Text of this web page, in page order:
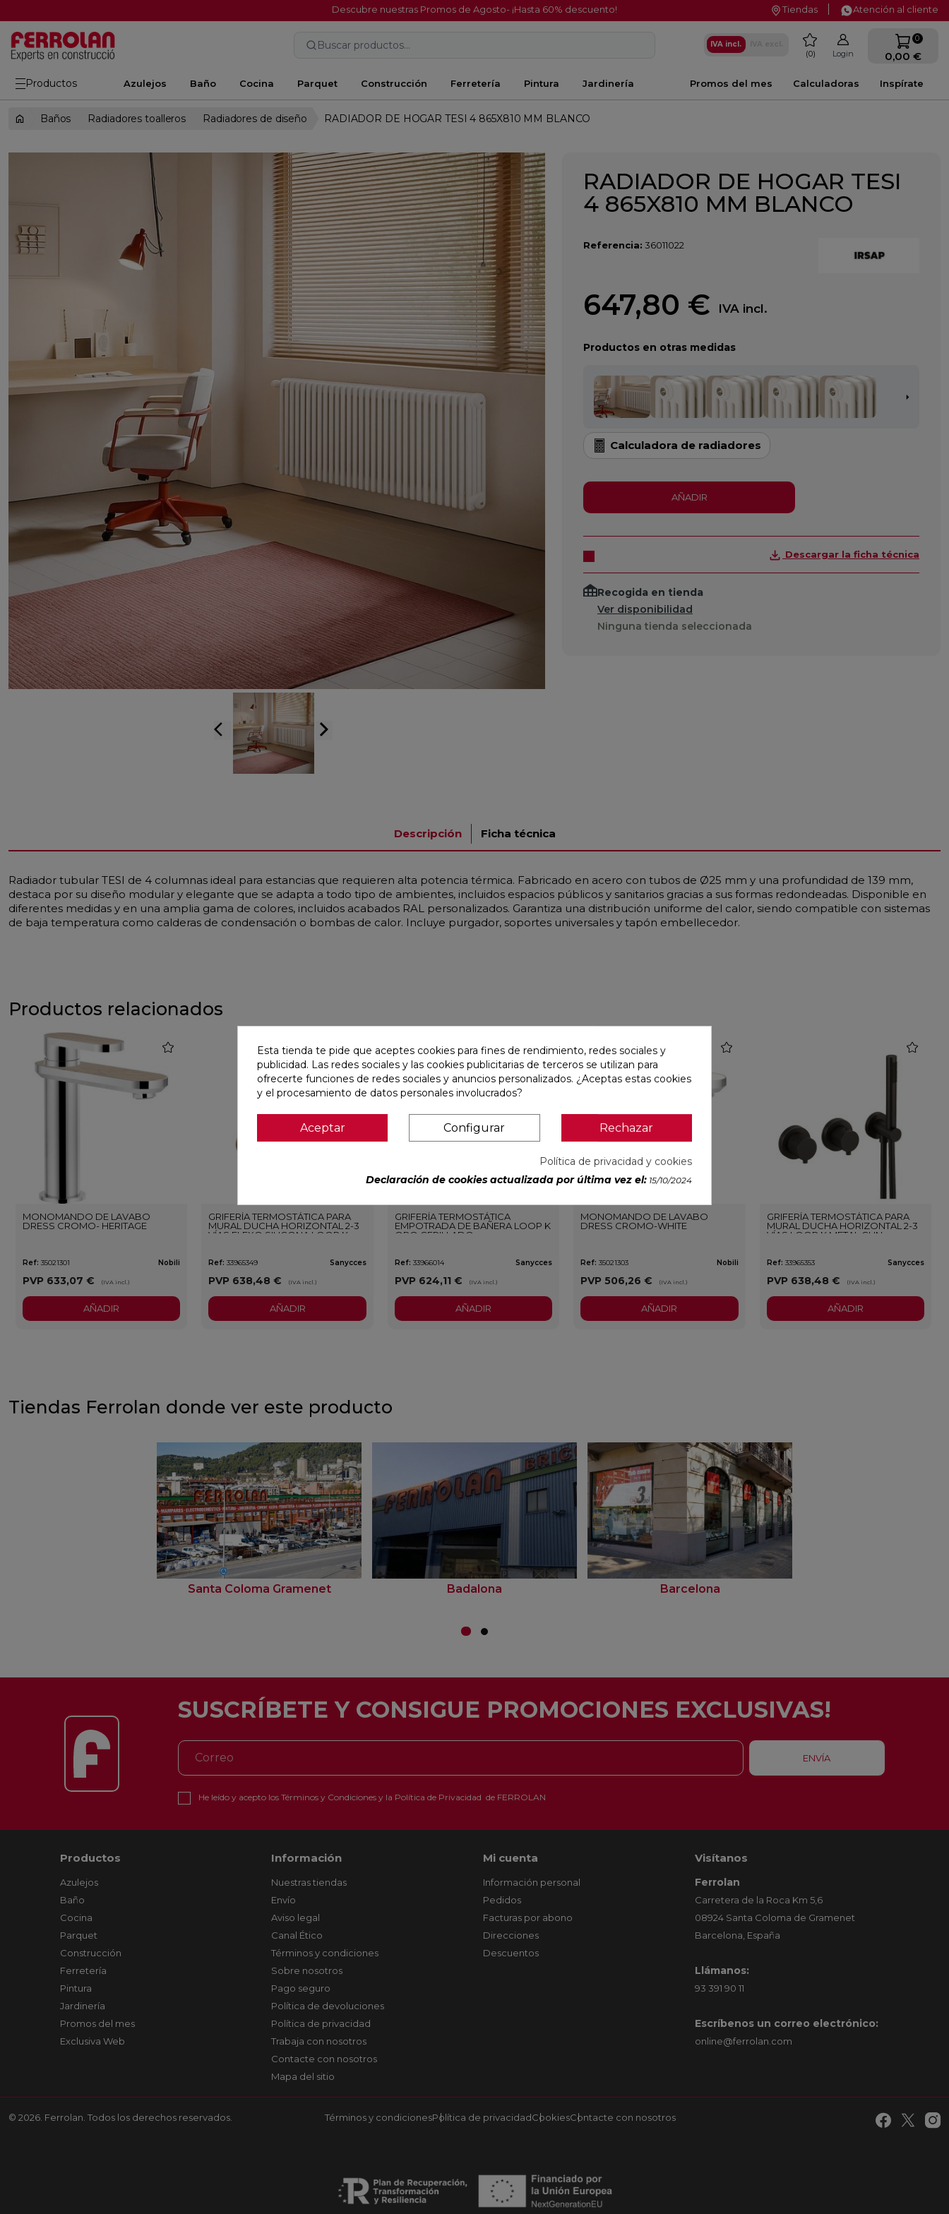
Descubre nuestras Promos de Agosto- ¡Hasta 60% descuento! Tiendas Atención al cliente
Buscar productos... IVA incl. favorite
0 Login
0
0,00 €
Productos Azulejos Baño Cocina Parquet Construcción Ferretería Pintura Jardinería Inspírate
Calculadoras
Promos del mes
Baños Radiadores toalleros Radiadores de diseño RADIADOR DE HOGAR TESI 4 865X810 MM BLANCO
arrow_back_ios arrow_forward_ios
RADIADOR DE HOGAR TESI
4 865X810 MM BLANCO
Referencia: 36011022
647,80 € IVA incl.
Productos en otras medidas
Calculadora de radiadores
AÑADIR
Descargar la ficha técnica
Recogida en tienda
Ver disponibilidad
Ninguna tienda seleccionada
Descripción Ficha técnica
Radiador tubular TESI de 4 columnas ideal para estancias que requieren alta potencia térmica. Fabricado en acero con tubos de Ø25 mm y una profundidad de 139 mm,
destaca por su diseño modular y elegante que se adapta a todo tipo de ambientes, incluidos espacios públicos y sanitarios gracias a sus formas redondeadas. Disponible en
diferentes medidas y en una amplia gama de colores, incluidos acabados RAL personalizados. Garantiza una distribución uniforme del calor, siendo compatible con sistemas
de baja temperatura como calderas de condensación o bombas de calor. Incluye purgador, soportes universales y tapón embellecedor.
Productos relacionados
MONOMANDO DE LAVABO
DRESS CROMO- HERITAGE
Ref: 35021301 Nobili
PVP 633,07 € (IVA incl.)
AÑADIR
GRIFERÍA TERMOSTÁTICA PARA
MURAL DUCHA HORIZONTAL 2-3
VÍAS FLEXO SILICONA LOOP K
Ref: 33965349 Sanycces
PVP 638,48 € (IVA incl.)
favorite
AÑADIR
GRIFERÍA TERMOSTÁTICA
EMPOTRADA DE BAÑERA LOOP K
ORO CEPILLADO
Ref: 33966014 Sanycces
PVP 624,11 € (IVA incl.)
favorite
AÑADIR
MONOMANDO DE LAVABO
DRESS CROMO-WHITE
Ref: 35021303 Nobili
PVP 506,26 € (IVA incl.)
favorite
AÑADIR
GRIFERÍA TERMOSTÁTICA PARA
MURAL DUCHA HORIZONTAL 2-3
VÍAS LOOP K METAL GUN
Ref: 33965353 Sanycces
PVP 638,48 € (IVA incl.)
AÑADIR
Tiendas Ferrolan donde ver este producto
Santa Coloma Gramenet Badalona Barcelona
SUSCRÍBETE Y CONSIGUE PROMOCIONES EXCLUSIVAS!
He leído y acepto los Términos y Condicionesy la Política de Privacidad de FERROLAN
Productos
Azulejos
Baño
Cocina
Parquet
Construcción
Ferretería
Pintura
Jardinería
Promos del mes
Exclusiva Web
Información
Nuestras tiendas
Envío
Aviso legal
Canal Ético
Términos y condiciones
Sobre nosotros
Pago seguro
Política de devoluciones
Política de privacidad
Trabaja con nosotros
Contacte con nosotros
Mapa del sitio
Mi cuenta
Información personal
Pedidos
Facturas por abono
Direcciones
Descuentos
Visítanos
Ferrolan
Carretera de la Roca Km 5,6
08924 Santa Coloma de Gramenet
Barcelona, España
Llámanos:
93 391 90 11
Escríbenos un correo electrónico:
online@ferrolan.com
© 2026. Ferrolan. Todos los derechos reservados. Términos y condicionesPolítica de privacidadCookiesContacte con nosotros
Esta tienda te pide que aceptes cookies para fines de rendimiento, redes sociales y
publicidad. Las redes sociales y las cookies publicitarias de terceros se utilizan para
ofrecerte funciones de redes sociales y anuncios personalizados. ¿Aceptas estas cookies
y el procesamiento de datos personales involucrados?
Aceptar Configurar Rechazar
Política de privacidad y cookies
Declaración de cookies actualizada por última vez el: 15/10/2024